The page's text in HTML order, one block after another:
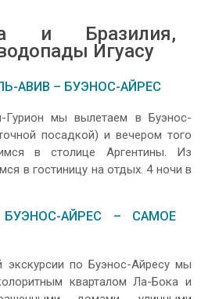
и Бразилия,
Игуасу
АВИВ – БУЭНОС-АЙРЕС
Гурион мы вылетаем в Буэнос-
посадкой) и вечером того
в столице Аргентины. Из
в гостиницу на отдых. 4 ночи в
АЙРЕС – САМОЕ
по Буэнос-Айресу мы
кварталом Ла-Бока и